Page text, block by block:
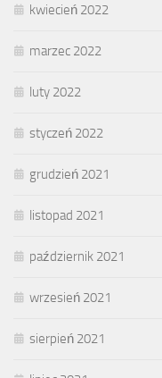
kwiecień 2022
marzec 2022
luty 2022
styczeń 2022
grudzień 2021
listopad 2021
październik 2021
wrzesień 2021
sierpień 2021